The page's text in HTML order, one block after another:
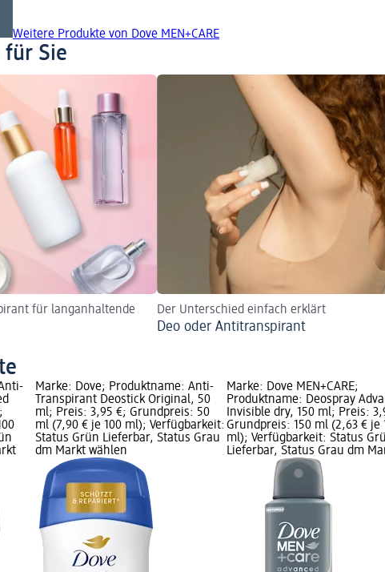
Weitere Produkte von Dove MEN+CARE
Sie
für langanhaltende
Der Unterschied einfach erklärt
Deo oder Antitranspirant
Marke: Dove; Produktname: Anti-
Transpirant Deostick Original, 50
ml; Preis: 3,95 €; Grundpreis: 50
ml (7,90 € je 100 ml); Verfügbarkeit:
Status Grün Lieferbar, Status Grau
dm Markt wählen
Marke: Dove MEN+CARE;
Produktname: Deospray
Invisible dry, 150 ml; Preis:
Grundpreis: 150 ml (2,63 € je
ml); Verfügbarkeit: Status
Lieferbar, Status Grau dm